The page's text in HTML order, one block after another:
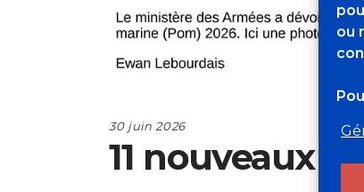
ou
30 juin 2026
11 nouveaux